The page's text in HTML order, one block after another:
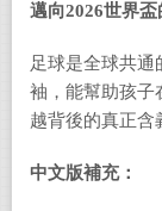
邁向2026世界盃
足球是全球共
袖，能幫助孩子
越背後的真正含
中文版補充：